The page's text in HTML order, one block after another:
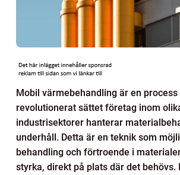
Mobil värmebehandling är en
revolutionerat sättet företag inom
industrisektorer hanterar
underhåll. Detta är en teknik som
behandling och förtroende i
styrka, direkt på plats där det behövs.